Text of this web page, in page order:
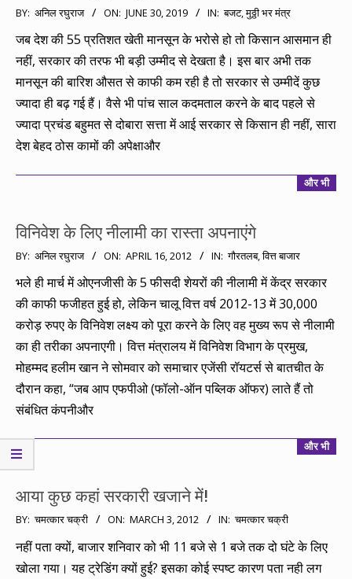
2019-
30
BY: अनिल रघुराज ON: JUNE 30, 2019 IN: बजट,मुठ्ठी भर मंत्र
जब देश की 55 प्रतिशत खेती मानसून के भरोसे हो तो किसान आसमान ही
नहीं, सरकार की तरफ भी बड़ी उम्मीद से देखता है। इस बार अभी तक
मानसून की बारिश औसत से काफी कम रही है तो सरकार से उम्मीदें कुछ
ज्यादा ही बढ़ गई हैं। वैसे भी पांच साल कदमताल करने के बाद पहले से
ज्यादा प्रचंड बहुमत से दोबारा सत्ता में आई सरकार से किसान ही नहीं, सारा
देश बेहद ठोस कामों की अपेक्षाऔर
और भी
विनिवेश के लिए नीलामी का रास्ता अपनाएंगे
2012-
04-
16
BY: अनिल रघुराज ON: APRIL 16, 2012 IN: गौरतलब,वित्त बाजार
भले ही मार्च में ओएनजीसी के 5 फीसदी शेयरों की नीलामी में केंद्र सरकार
की काफी फजीहत हुई हो, लेकिन चालू वित्त वर्ष 2012-13 में 30,000
करोड़ रुपए के विनिवेश लक्ष्य को पूरा करने के लिए वह मुख्य रूप से नीलामी
का ही तरीका अपनाएगी। वित्त मंत्रालय में विनिवेश विभाग के प्रमुख,
मोहम्मद हलीम खान ने सोमवार को समाचार एजेंसी रॉयटर्स से बातचीत के
दौरान कहा, “जब आप एफपीओ (फॉलो-ऑन पब्लिक ऑफर) लाते हैं तो
संबंधित कंपनीऔर
और भी
आया कुछ कहां सरकारी खजाने में!
2012-
03-
03
BY: चमत्कार चक्री ON: MARCH 3, 2012 IN: चमत्कार चक्री
नहीं पता क्यों, बाजार शनिवार को भी 11 बजे से 1 बजे तक दो घंटे के लिए
खोला गया। यह ट्रेडिंग क्यों हुई? इसका कोई स्पष्ट कारण पता नही लग